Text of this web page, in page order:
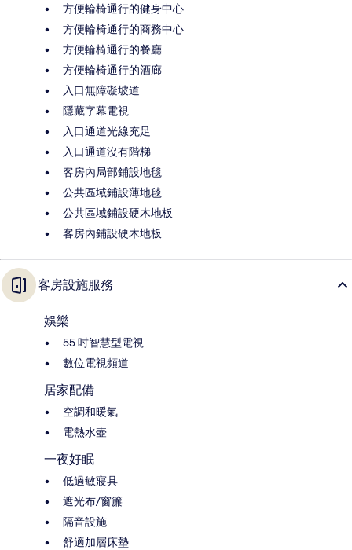
方便輪椅通行的健身中心
方便輪椅通行的商務中心
方便輪椅通行的餐廳
方便輪椅通行的酒廊
入口無障礙坡道
隱藏字幕電視
入口通道光線充足
入口通道沒有階梯
客房內局部鋪設地毯
公共區域鋪設薄地毯
公共區域鋪設硬木地板
客房內鋪設硬木地板
客房設施服務
娛樂
55 吋智慧型電視
數位電視頻道
居家配備
空調和暖氣
電熱水壺
一夜好眠
低過敏寢具
遮光布/窗簾
隔音設施
舒適加層床墊